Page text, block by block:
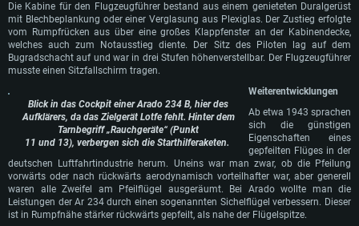
SYSTEMANFORDERUNGEN
Für PC
Für MAC
Für Linux
Mindestanforderungen
Betriebssystem: Windows 10 (64bit)
Mindestanforderungen
Betriebssystem: Mac OS Big Sur 11.0 oder neuer
Mindestanforderungen
Betriebssystem: neueste 64bit Linux Systeme
Die Kabine für den Flugzeugführer bestand aus einem genieteten Duralgerüst
mit Blechbeplankung oder einer Verglasung aus Plexiglas. Der Zustieg erfolgte
vom Rumpfrücken aus über eine großes Klappfenster an der Kabinendecke,
welches auch zum Notausstieg diente. Der Sitz des Piloten lag auf dem
Bugradschacht auf und war in drei Stufen höhenverstellbar. Der Flugzeugführer
musste einen Sitzfallschirm tragen.
Blick in das Cockpit einer Arado 234 B, hier des
Aufklärers, da das Zielgerät Lotfe fehlt. Hinter dem
Tarnbegriff „Rauchgeräte“ (Punkt
11 und 13), verbergen sich die Starthilferaketen.
Weiterentwicklungen​
Ab etwa 1943 sprachen
sich die günstigen
Eigenschaften eines
gepfeilten Flüges in der
deutschen Luftfahrtindustrie herum. Uneins war man zwar, ob die Pfeilung
vorwärts oder nach rückwärts aerodynamisch vorteilhafter war, aber generell
waren alle Zweifel am Pfeilflügel ausgeräumt. Bei Arado wollte man die
Leistungen der Ar 234 durch einen sogenannten Sichelflügel verbessern. Dieser
ist in Rumpfnähe stärker rückwärts gepfeilt, als nahe der Flügelspitze.